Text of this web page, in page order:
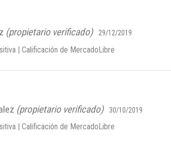
(propietario verificado) 29/12/2019
| Calificación de MercadoLibre
(propietario verificado) 30/10/2019
| Calificación de MercadoLibre